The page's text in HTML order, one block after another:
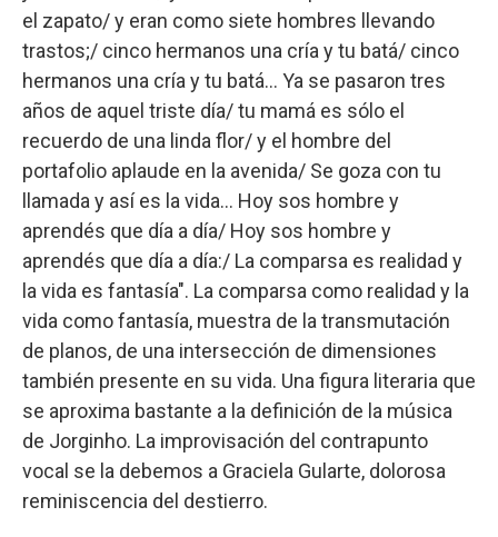
el zapato/ y eran como siete hombres llevando
trastos;/ cinco hermanos una cría y tu batá/ cinco
hermanos una cría y tu batá… Ya se pasaron tres
años de aquel triste día/ tu mamá es sólo el
recuerdo de una linda flor/ y el hombre del
portafolio aplaude en la avenida/ Se goza con tu
llamada y así es la vida… Hoy sos hombre y
aprendés que día a día/ Hoy sos hombre y
aprendés que día a día:/ La comparsa es realidad y
la vida es fantasía". La comparsa como realidad y la
vida como fantasía, muestra de la transmutación
de planos, de una intersección de dimensiones
también presente en su vida. Una figura literaria que
se aproxima bastante a la definición de la música
de Jorginho. La improvisación del contrapunto
vocal se la debemos a Graciela Gularte, dolorosa
reminiscencia del destierro.